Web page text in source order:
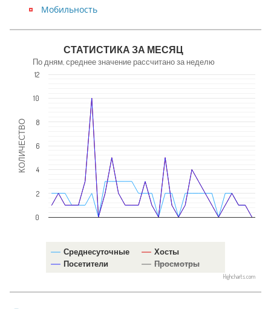
Мобильность
КОЛИЧЕСТВО
СТАТИСТИКА ЗА МЕСЯЦ
По дням, среднее значение рассчитано за неделю
Среднесуточные
Хосты
Посетители
Просмотры
0
2
4
6
8
10
12
Highcharts.com